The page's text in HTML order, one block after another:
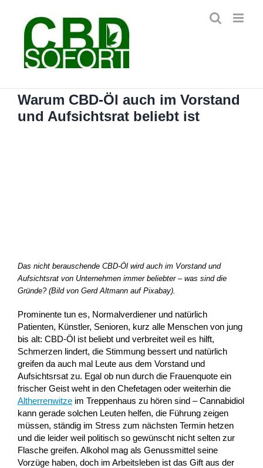
springen
Warum CBD-Öl auch im Vorstand
und Aufsichtsrat beliebt ist
Das nicht berauschende CBD-Öl wird auch im Vorstand und
Aufsichtsrat von Unternehmen immer beliebter – was sind die
Gründe? (Bild von Gerd Altmann auf Pixabay).
Prominente tun es, Normalverdiener und natürlich
Patienten, Künstler, Senioren, kurz alle Menschen von jung
bis alt: CBD-Öl ist beliebt und verbreitet weil es hilft,
Schmerzen lindert, die Stimmung bessert und natürlich
greifen da auch mal Leute aus dem Vorstand und
Aufsichtsrsat zu. Egal ob nun durch die Frauenquote ein
frischer Geist weht in den Chefetagen oder weiterhin die
Altherrenwitze im Treppenhaus zu hören sind – Cannabidiol
kann gerade solchen Leuten helfen, die Führung zeigen
müssen, ständig im Stress zum nächsten Termin hetzen
und die leider weil politisch so gewünscht nicht selten zur
Flasche greifen. Alkohol mag als Genussmittel seine
Vorzüge haben, doch im Arbeitsleben ist das Gift aus der